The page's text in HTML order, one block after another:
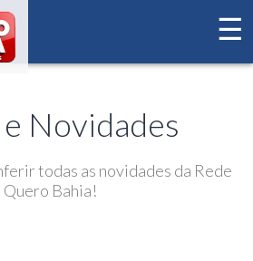
☰
×
Novidades
todas as novidades da Rede
Quero Bahia!